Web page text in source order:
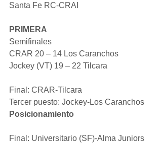
Santa Fe RC-CRAI
PRIMERA
Semifinales
CRAR 20 – 14 Los Caranchos
Jockey (VT) 19 – 22 Tilcara
Final: CRAR-Tilcara
Tercer puesto: Jockey-Los Caranchos
Posicionamiento
Final: Universitario (SF)-Alma Juniors